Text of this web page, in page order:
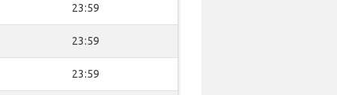
23:59
23:59
23:59